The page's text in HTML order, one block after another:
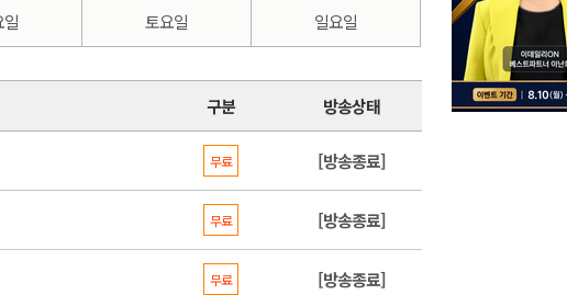
토요일 일요일
구분 방송상태
무료 [방송종료]
무료 [방송종료]
무료 [방송종료]